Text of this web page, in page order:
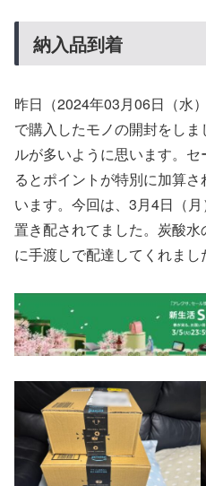
納入品到着
昨日（2024年03月06日（水
で購入したモノの開封をし
ルが多いように思います。
るとポイントが特別に加算
います。今回は、3月4日（
置き配されてました。炭酸水
に手渡しで配達してくれまし